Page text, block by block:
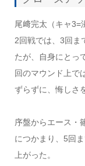
尾﨑完太（キャ3=
2回戦では、3回ま
たが、自身にとっ
回のマウンド上で
ずらずに、悔しさ
序盤からエース・
につかまり、5回
上がった。